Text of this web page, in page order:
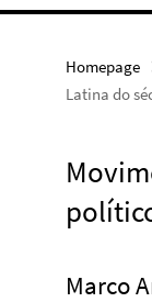
Homepage
Latina do
Marco